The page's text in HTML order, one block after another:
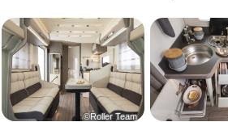
©Roller Team